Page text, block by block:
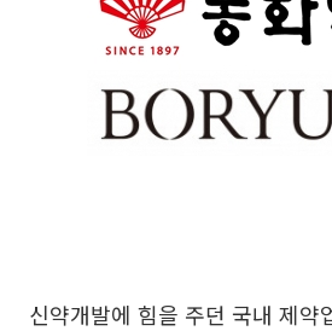
신약개발에 힘을 주던 국내 제약